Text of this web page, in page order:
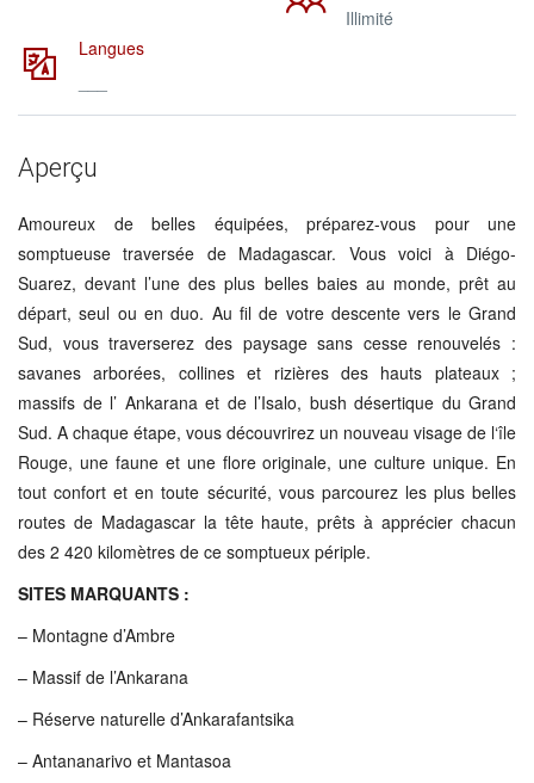
Illimité
Langues
Aperçu
Amoureux de belles équipées, préparez-vous pour une
somptueuse traversée de Madagascar. Vous voici à Diégo-
Suarez, devant l’une des plus belles baies au monde, prêt au
départ, seul ou en duo. Au fil de votre descente vers le Grand
Sud, vous traverserez des paysage sans cesse renouvelés :
savanes arborées, collines et rizières des hauts plateaux ;
massifs de l’ Ankarana et de l’Isalo, bush désertique du Grand
Sud. A chaque étape, vous découvrirez un nouveau visage de l‘île
Rouge, une faune et une flore originale, une culture unique. En
tout confort et en toute sécurité, vous parcourez les plus belles
routes de Madagascar la tête haute, prêts à apprécier chacun
des 2 420 kilomètres de ce somptueux périple.
SITES MARQUANTS :
– Montagne d’Ambre
– Massif de l’Ankarana
– Réserve naturelle d’Ankarafantsika
– Antananarivo et Mantasoa